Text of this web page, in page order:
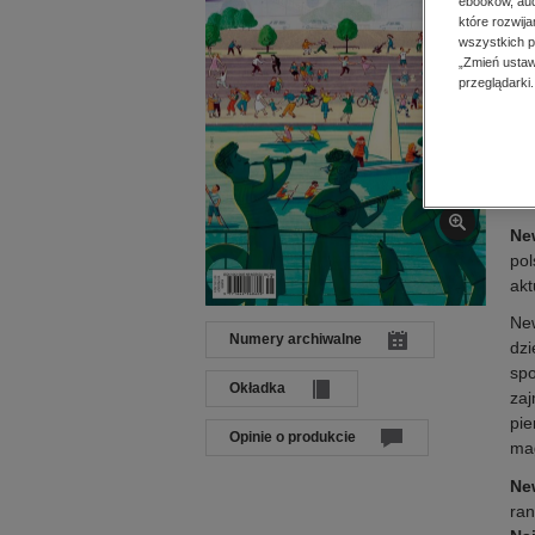
Numery archiwalne
Okładka
Opinie o produkcie
które
wszystkich
„Zmień
przeglądarki.